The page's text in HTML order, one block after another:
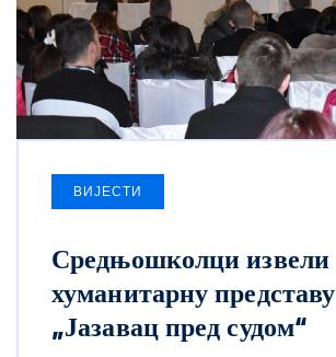
ВИЈЕСТИ
Средњошколци извели
хуманитарну представу
„Јазавац пред судом“